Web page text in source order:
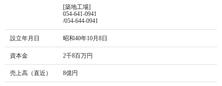
[築地工場]
054-641-0941
/054-644-0941
設立年月日 昭和40年10月8日
資本金 2千8百万円
売上高（直近） 8億円